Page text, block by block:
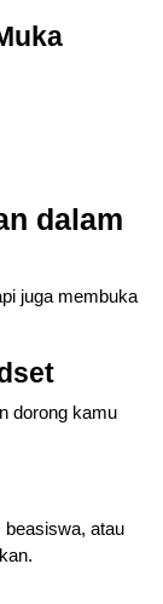
dalam
juga membuka
dorong kamu
beasiswa, atau